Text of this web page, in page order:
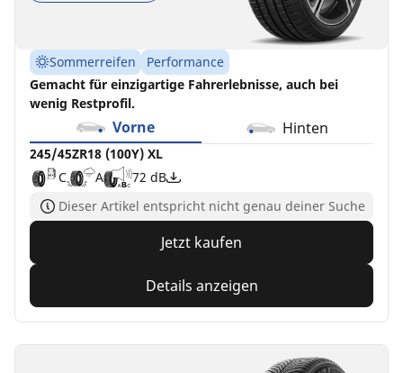
Sommerreifen
Performance
Gemacht für einzigartige Fahrerlebnisse, auch bei
wenig Restprofil.
Vorne Hinten
245/45ZR18 (100Y) XL
C
A 72 dB
Dieser Artikel entspricht nicht genau deiner Suche
Jetzt kaufen
Details anzeigen